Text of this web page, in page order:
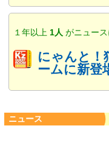
１年以上 1人 がニュー
にゃんと！
ームに新登
ニュース